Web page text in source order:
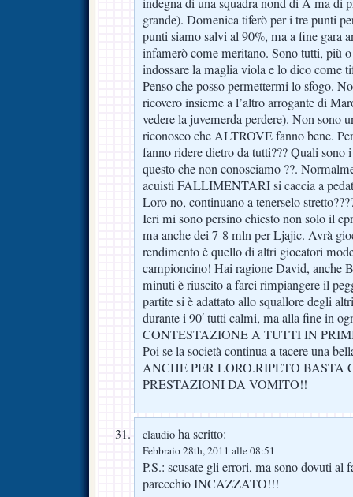
grande). Domenica tiferò per i tre punti
punti siamo salvi al 90%, ma a fine gara
infamerò come meritano. Sono tutti, più
indossare la maglia viola e lo dico come
Penso che posso permettermi lo sfogo.
ricovero insieme a l’altro arrogante di
vedere la juvemerda perdere). Non sono
riconosco che ALTROVE fanno bene.
fanno ridere dietro da tutti??? Quali sono
questo che non conosciamo ??.
acuisti FALLIMENTARI si caccia a
Loro no, continuano a tenerselo
Ieri mi sono persino chiesto non solo il
ma anche dei 7-8 mln per Ljajic. Avrà
rendimento è quello di altri giocatori
campioncino! Hai ragione David, anche
minuti è riuscito a farci rimpiangere il
partite si è adattato allo squallore degli
durante i 90′ tutti calmi, ma alla fine in
CONTESTAZIONE A TUTTI IN
Poi se la società continua a tacere una
ANCHE PER LORO.RIPETO BASTA
PRESTAZIONI DA VOMITO!!
claudio ha scritto:
Febbraio 28th, 2011 alle 08:51
P.S.: scusate gli errori, ma sono dovuti al
parecchio INCAZZATO!!!